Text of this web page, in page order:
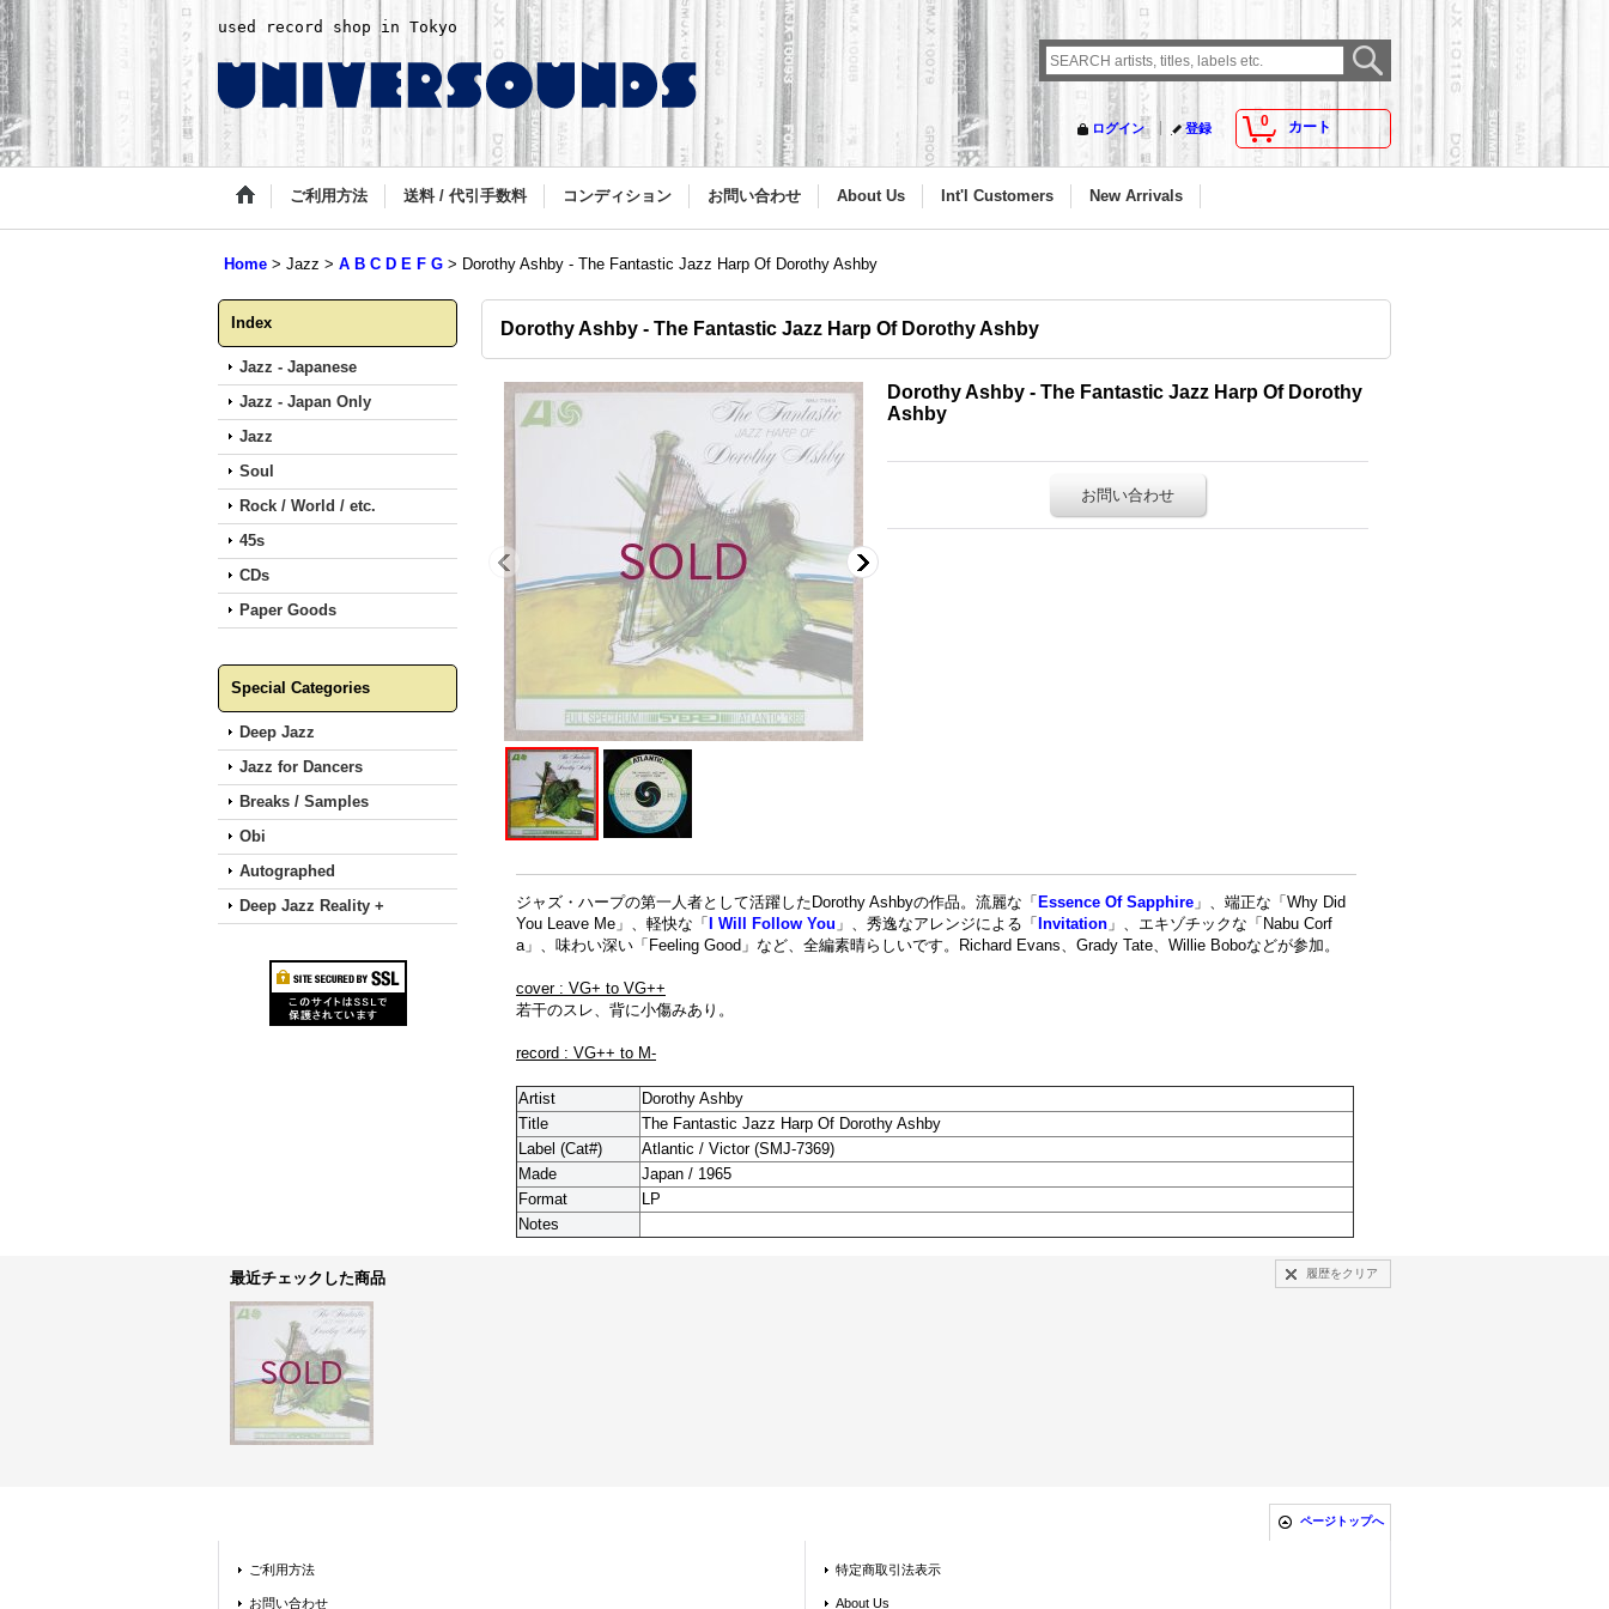
used record shop in Tokyo
0 カート
ログイン 登録
ご利用方法 送料 / 代引手数料 コンディション お問い合わせ About Us Int'l Customers New Arrivals
Home > Jazz > A B C D E F G > Dorothy Ashby - The Fantastic Jazz Harp Of Dorothy Ashby
Index
Jazz - Japanese
Jazz - Japan Only
Jazz
Soul
Rock / World / etc.
45s
CDs
Paper Goods
Special Categories
Deep Jazz
Jazz for Dancers
Breaks / Samples
Obi
Autographed
Deep Jazz Reality +
Dorothy Ashby - The Fantastic Jazz Harp Of Dorothy Ashby
Dorothy Ashby - The Fantastic Jazz Harp Of Dorothy
Ashby
お問い合わせ
ジャズ・ハープの第一人者として活躍したDorothy Ashbyの作品。流麗な「 Essence Of Sapphire 」、端正な「Why Did
You Leave Me」、軽快な「
I Will Follow You 」、秀逸なアレンジによる「 Invitation 」、エキゾチックな「Nabu Corf
a」、味わい深い「Feeling Good」など、全編素晴らしいです。Richard Evans、Grady Tate、Willie Boboなどが参加。
cover : VG+ to VG++
若干のスレ、背に小傷みあり。
record : VG++ to M-
Artist
Dorothy Ashby
Title
The Fantastic Jazz Harp Of Dorothy Ashby
Label (Cat#)
Atlantic / Victor (SMJ-7369)
Made
Japan / 1965
Format
LP
Notes
最近チェックした商品 履歴をクリア
ページトップへ
ご利用方法
お問い合わせ
特定商取引法表示
About Us